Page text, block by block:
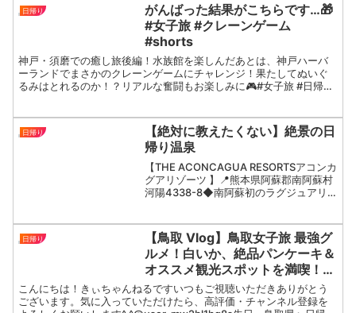
日帰り
がんばった結果がこちらです…🎁
#女子旅 #クレーンゲーム
#shorts
神戸・須磨での癒し旅後編！水族館を楽しんだあとは、神戸ハーバ
ーランドでまさかのクレーンゲームにチャレンジ！果たしてぬいぐ
るみはとれるのか！？リアルな奮闘もお楽しみに🎮#女子旅 #日帰り
日帰り
【絶対に教えたくない】絶景の日
帰り温泉
【THE ACONCAGUA RESORTSアコンカ
グアリゾーツ 】📍熊本県阿蘇郡南阿蘇村
河陽4338-8◆南阿蘇初のラグジュアリ
安くなる上、さらに割引クーポンもゲッ
ト...
日帰り
【鳥取 Vlog】鳥取女子旅 最強グ
ルメ！白いか、絶品パンケーキ＆
オススメ観光スポットを満喫！鳥
取砂丘/浦富海岸島めぐり遊覧船/
大江ノ郷牧場/白兎神社/白兎海岸/
こんにちは！きぃちゃんねるですいつもご視聴いただきありがとう
ございます。気に入っていただけたら、高評価・チャンネル登録を